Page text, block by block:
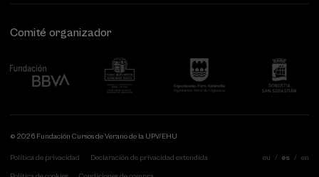
Comité organizador
© 2026 Fundación Cursos de Verano de la UPV/EHU
Política de privacidad Declaración de privacidad extendida eu es en